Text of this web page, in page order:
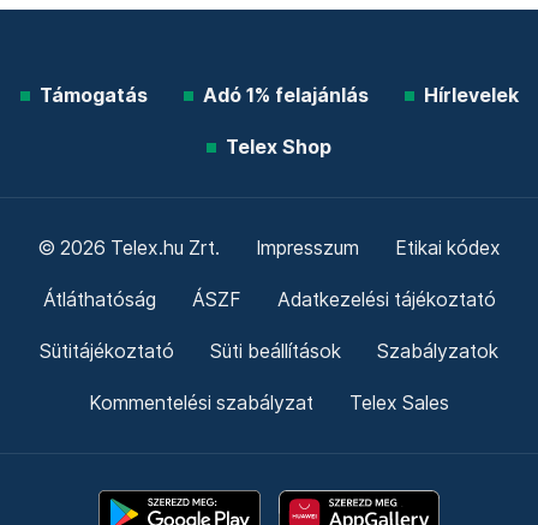
Támogatás Adó 1% felajánlás Hírlevelek
Telex Shop
© 2026 Telex.hu Zrt. Impresszum Etikai kódex
Átláthatóság ÁSZF Adatkezelési tájékoztató
Sütitájékoztató Süti beállítások Szabályzatok
Kommentelési szabályzat Telex Sales